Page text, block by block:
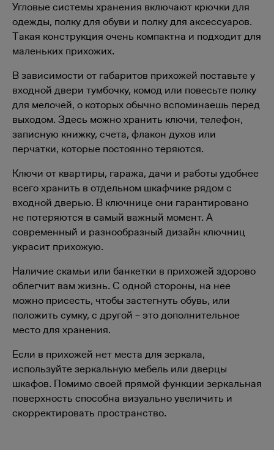
Угловые системы хранения включают крючки для
одежды, полку для обуви и полку для аксессуаров.
Такая конструкция очень компактна и подходит для
маленьких прихожих.
В зависимости от габаритов прихожей поставьте у
входной двери тумбочку, комод или повесьте полку
для мелочей, о которых обычно вспоминаешь перед
выходом. Здесь можно хранить ключи, телефон,
записную книжку, счета, флакон духов или
перчатки, которые постоянно теряются.
Ключи от квартиры, гаража, дачи и работы удобнее
всего хранить в отдельном шкафчике рядом с
входной дверью. В ключнице они гарантировано
не потеряются в самый важный момент. А
современный и разнообразный дизайн ключниц
украсит прихожую.
Наличие скамьи или банкетки в прихожей здорово
облегчит вам жизнь. С одной стороны, на нее
можно присесть, чтобы застегнуть обувь, или
положить сумку, с другой – это дополнительное
место для хранения.
Если в прихожей нет места для зеркала,
используйте зеркальную мебель или дверцы
шкафов. Помимо своей прямой функции зеркальная
поверхность способна визуально увеличить и
скорректировать пространство.